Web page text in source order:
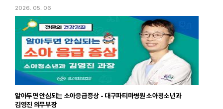
2026. 05. 06
알아두면 안심되는 소아응급증상 - 대구파티마병원 소아청소년과
김영진 의무부장